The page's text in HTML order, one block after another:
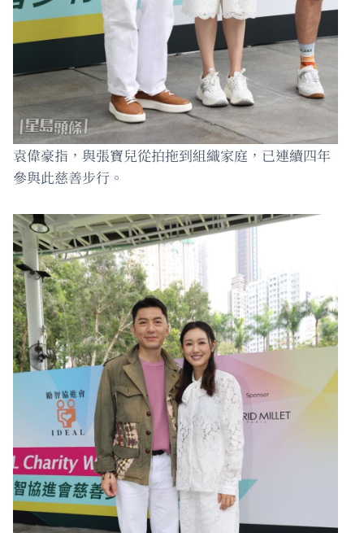
袁偉豪指，與張寶兒從拍拖到組織家庭，已連續四年
參與此慈善步行。